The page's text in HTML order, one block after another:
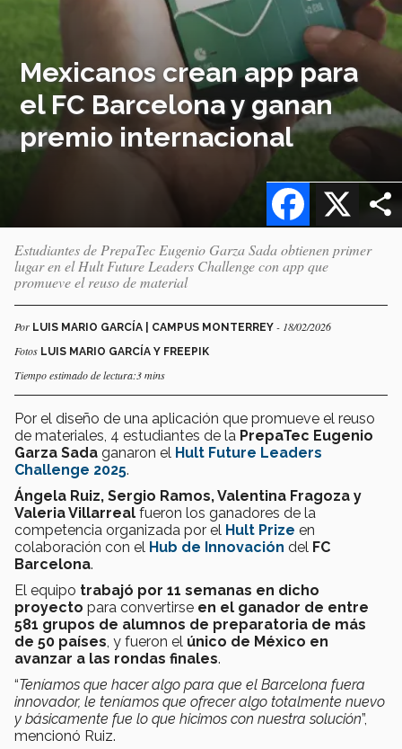
Mexicanos crean app para
el FC Barcelona y ganan
premio internacional
X
Facebook
Estudiantes de PrepaTec Eugenio Garza Sada obtienen primer
lugar en el Hult Future Leaders Challenge con app que
promueve el reuso de material
Por LUIS MARIO GARCÍA | CAMPUS MONTERREY - 18/02/2026
Fotos LUIS MARIO GARCÍA Y FREEPIK
Tiempo estimado de lectura:3 mins
Por el diseño de una aplicación que promueve el reuso
de materiales, 4 estudiantes de la PrepaTec Eugenio
Garza Sada ganaron el Hult Future Leaders
Challenge 2025.
Ángela Ruiz, Sergio Ramos, Valentina Fragoza y
Valeria Villarreal fueron los ganadores de la
competencia organizada por el Hult Prize en
colaboración con el Hub de Innovación del FC
Barcelona.
El equipo trabajó por 11 semanas en dicho
proyecto para convertirse en el ganador de entre
581 grupos de alumnos de preparatoria de más
de 50 países , y fueron el único de México en
avanzar a las rondas finales.
“Teníamos que hacer algo para que el Barcelona fuera
innovador, le teníamos que ofrecer algo totalmente nuevo
y básicamente fue lo que hicimos con nuestra solución”,
mencionó Ruiz.